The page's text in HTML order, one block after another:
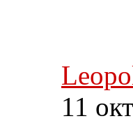
11